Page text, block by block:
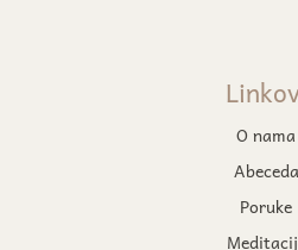
O nama
Abeceda
Poruke